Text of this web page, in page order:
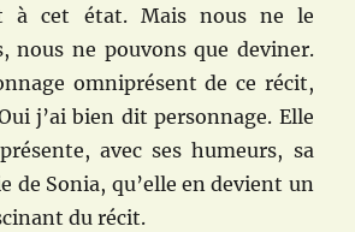
à cet état. Mais nous ne le
nous ne pouvons que deviner.
omniprésent de ce récit,
j’ai bien dit personnage. Elle
avec ses humeurs, sa
de Sonia, qu’elle en devient un
du récit.